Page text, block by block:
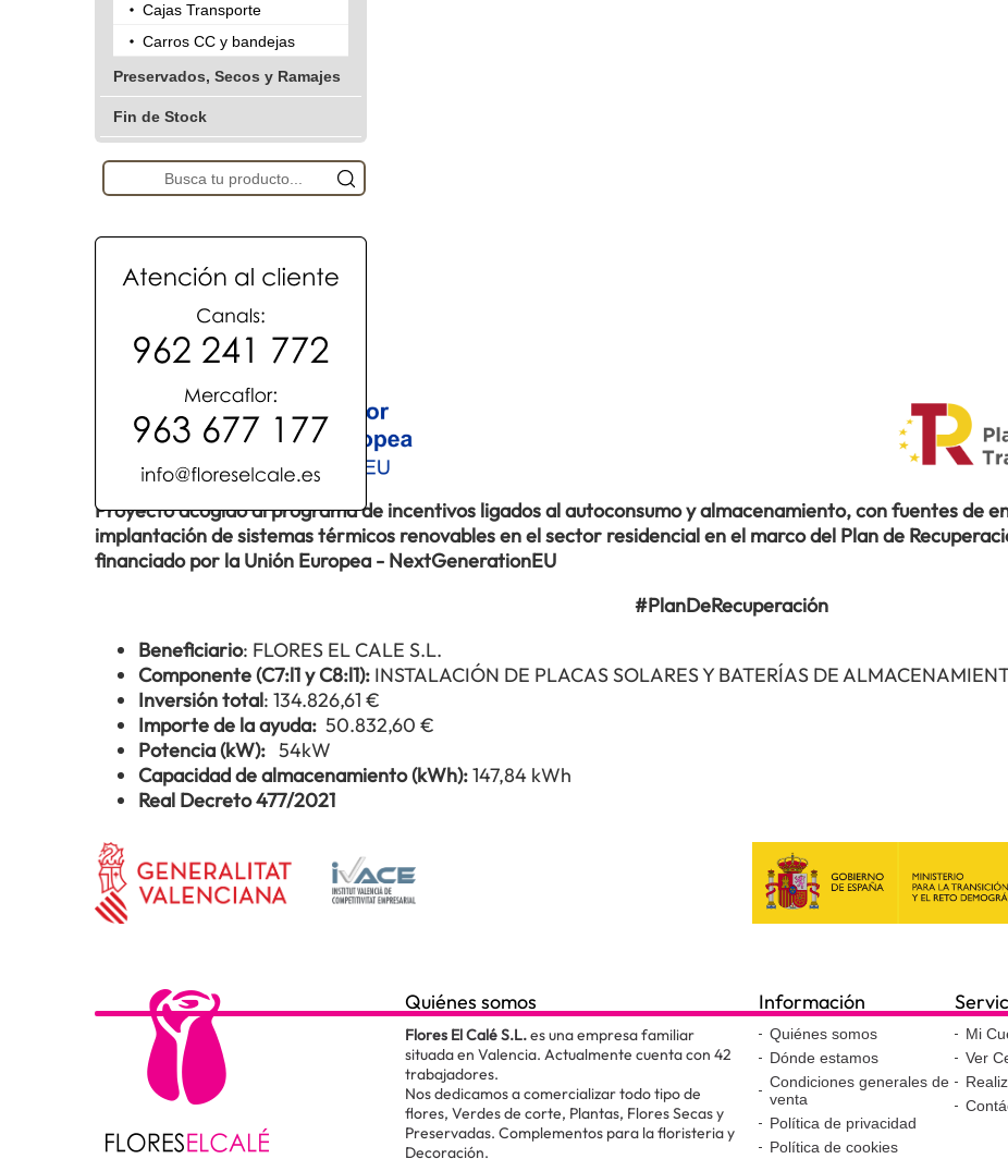
Cajas Transporte
Carros CC y bandejas
Preservados, Secos y Ramajes
Fin de Stock
Proyecto acogido al programa de incentivos ligados al autoconsumo y almacenamiento, con fuentes de
implantación de sistemas térmicos renovables en el sector residencial en el marco del Plan de
financiado por la Unión Europea - NextGenerationEU
#PlanDeRecuperación
Beneficiario: FLORES EL CALE S.L.
Componente (C7:l1 y C8:l1): INSTALACIÓN DE PLACAS SOLARES Y BATERÍAS DE
Inversión total: 134.826,61 €
Importe de la ayuda: 50.832,60 €
Potencia (kW): 54kW
Capacidad de almacenamiento (kWh):147,84 kWh
Real Decreto 477/2021
Quiénes somos
Flores El Calé S.L.es una empresa familiar
situada en Valencia. Actualmente cuenta con 42
trabajadores.
Nos dedicamos a comercializar todo tipo de
flores, Verdes de corte, Plantas, Flores Secas y
Preservadas. Complementos para la floristeria y
Decoración.
Información
Quiénes somos
Dónde estamos
Condiciones generales de
venta
Política de privacidad
Política de cookies
Mi
Ver